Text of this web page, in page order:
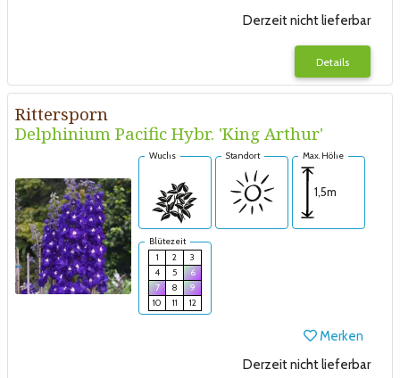
Derzeit nicht lieferbar
Details
Rittersporn
Delphinium Pacific Hybr. 'King Arthur'
Wuchs Standort Max. Höhe
1,5m
Blütezeit
1
2
3
4
5
6
7
8
9
10
11 12
Merken
Derzeit nicht lieferbar